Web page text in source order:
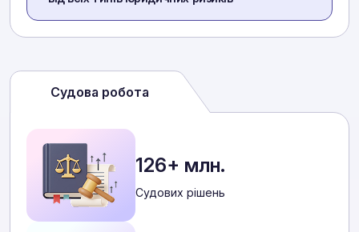
Судова робота
126+ млн.
Cудових рішень